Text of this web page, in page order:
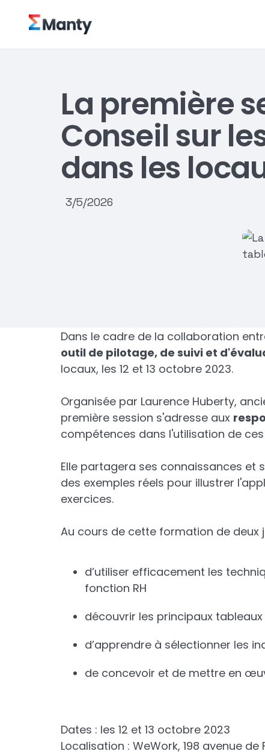
La première
Conseil sur
dans les
3/5/2026
Dans le cadre de la collaboration
outil de pilotage, de suivi et
locaux, les 12 et 13 octobre 2023.
Organisée par Laurence Huberty,
première session s'adresse aux
compétences dans l'utilisation de
Elle partagera ses connaissances
des exemples réels pour illustrer
exercices.
Au cours de cette formation de
d’utiliser efficacement les
fonction RH
découvrir les principaux
d’apprendre à sélectionner les
de concevoir et de mettre en
Dates : les 12 et 13 octobre 2023
Localisation : WeWork, 198 avenue de